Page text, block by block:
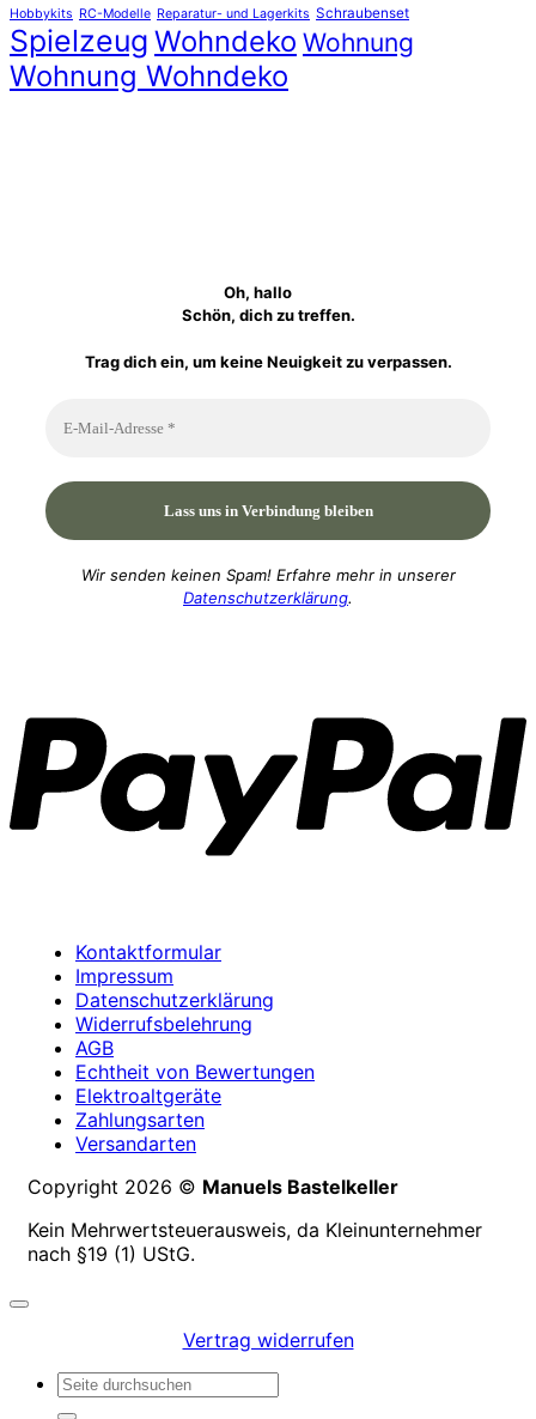
Hobbykits RC-Modelle Reparatur- und Lagerkits Schraubenset
Spielzeug Wohndeko Wohnung
Wohnung Wohndeko
Oh, hallo
Schön, dich zu treffen.
Trag dich ein, um keine Neuigkeit zu verpassen.
Wir senden keinen Spam! Erfahre mehr in unserer
Datenschutzerklärung.
Kontaktformular
Impressum
Datenschutzerklärung
Widerrufsbelehrung
AGB
Echtheit von Bewertungen
Elektroaltgeräte
Zahlungsarten
Versandarten
Copyright 2026 © Manuels Bastelkeller
Kein Mehrwertsteuerausweis, da Kleinunternehmer
nach §19 (1) UStG.
Vertrag widerrufen
Suchen
nach: